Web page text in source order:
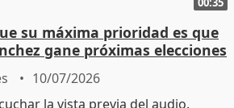
su máxima prioridad es que
gane próximas elecciones
10/07/2026